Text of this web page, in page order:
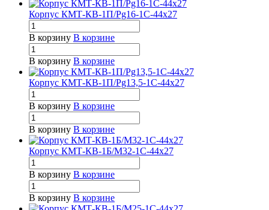
Корпус КМТ-КВ-1П/Pg16-1С-44х27
В корзину В корзине
В корзину В корзине
Корпус КМТ-КВ-1П/Pg13,5-1С-44х27
В корзину В корзине
В корзину В корзине
Корпус КМТ-КВ-1Б/М32-1С-44х27
В корзину В корзине
В корзину В корзине